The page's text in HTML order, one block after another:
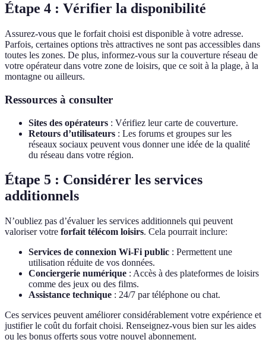
Étape 4 : Vérifier la disponibilité
Assurez-vous que le forfait choisi est disponible à votre adresse.
Parfois, certaines options très attractives ne sont pas accessibles dans
toutes les zones. De plus, informez-vous sur la couverture réseau de
votre opérateur dans votre zone de loisirs, que ce soit à la plage, à la
montagne ou ailleurs.
Ressources à consulter
Sites des opérateurs : Vérifiez leur carte de couverture.
Retours d’utilisateurs : Les forums et groupes sur les
réseaux sociaux peuvent vous donner une idée de la qualité
du réseau dans votre région.
Étape 5 : Considérer les services
additionnels
N’oubliez pas d’évaluer les services additionnels qui peuvent
valoriser votre forfait télécom loisirs. Cela pourrait inclure:
Services de connexion Wi-Fi public : Permettent une
utilisation réduite de vos données.
Conciergerie numérique : Accès à des plateformes de loisirs
comme des jeux ou des films.
Assistance technique : 24/7 par téléphone ou chat.
Ces services peuvent améliorer considérablement votre expérience et
justifier le coût du forfait choisi. Renseignez-vous bien sur les aides
ou les bonus offerts sous votre nouvel abonnement.